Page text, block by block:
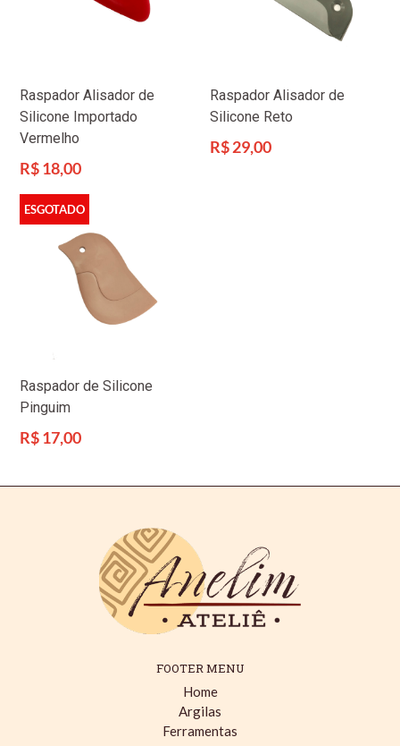
Raspador Alisador de
Silicone Importado
Vermelho
Preço
R$ 18,00
Raspador Alisador de
Silicone Reto
Preço
R$ 29,00
ESGOTADO
Raspador de Silicone
Pinguim
Preço
R$ 17,00
FOOTER MENU
Home
Argilas
Ferramentas